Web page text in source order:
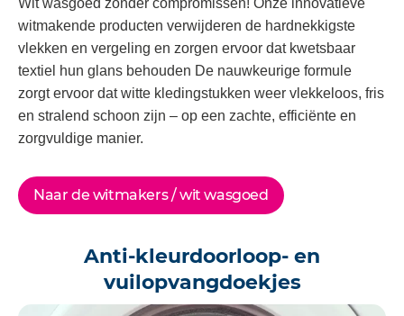
witmakende producten verwijderen de hardnekkigste
vlekken en vergeling en zorgen ervoor dat kwetsbaar
textiel hun glans behouden De nauwkeurige formule
zorgt ervoor dat witte kledingstukken weer vlekkeloos, fris
en stralend schoon zijn – op een zachte, efficiënte en
zorgvuldige manier.
Naar de witmakers / wit wasgoed
Anti-kleurdoorloop- en
vuilopvangdoekjes